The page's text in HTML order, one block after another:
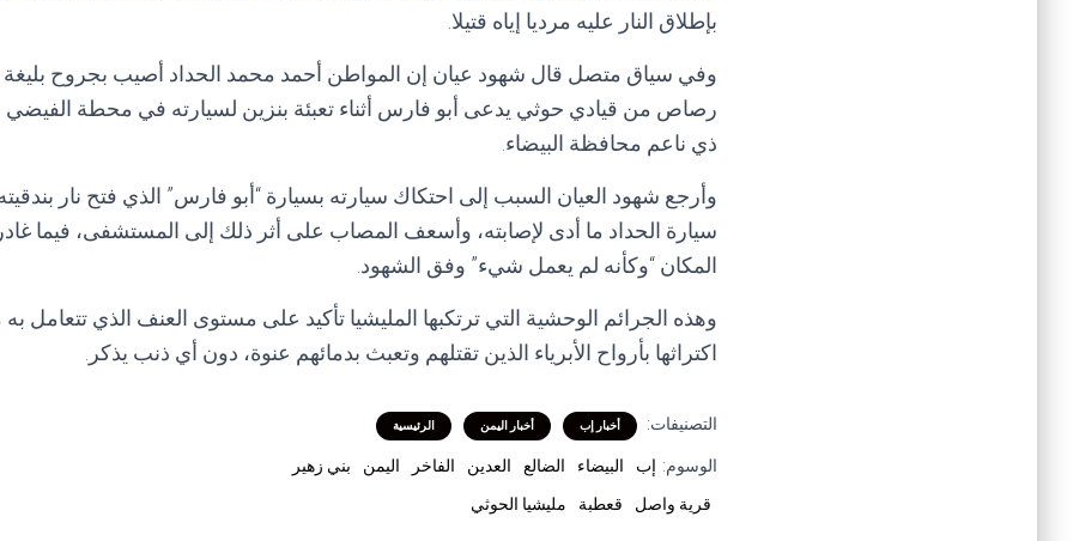
بإطلاق النار عليه مرديا إياه قتيلا.
وفي سياق متصل قال شهود عيان إن المواطن أحمد محمد الحداد أصيب بجروح بليغة
رصاص من قيادي حوثي يدعى أبو فارس أثناء تعبئة بنزين لسيارته في محطة
ذي ناعم محافظة البيضاء.
وأرجع شهود العيان السبب إلى احتكاك سيارته بسيارة “أبو فارس” الذي فتح نار
سيارة الحداد ما أدى لإصابته، وأسعف المصاب على أثر ذلك إلى المستشفى، فيما
المكان “وكأنه لم يعمل شيء” وفق الشهود.
وهذه الجرائم الوحشية التي ترتكبها المليشيا تأكيد على مستوى العنف الذي تتعامل به
اكتراثها بأرواح الأبرياء الذين تقتلهم وتعبث بدمائهم عنوة، دون أي ذنب يذكر.
التصنيفات: أخبار إب أخبار اليمن الرئيسية
الوسوم: إب البيضاء الضالع العدين الفاخر اليمن
بني زهير
قرية واصل
قعطبة مليشيا الحوثي